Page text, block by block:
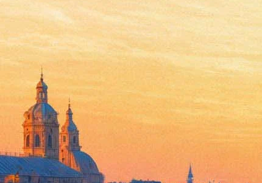
17 февраля 2022, четверг
Вышел первый трейлер фильма «Элвис» от режиссера
21:55:
В «Севкабель Порту» — новые обитатели. Они взяли
Стало известно будущее сериалов «Очень странные дела»,
18:20:
«Камон Камон» с Хоакином Фениксом: что было бы, если
16:22:
Народный артист России Иван Краско госпитализирован в
Архив предыдущих материалов